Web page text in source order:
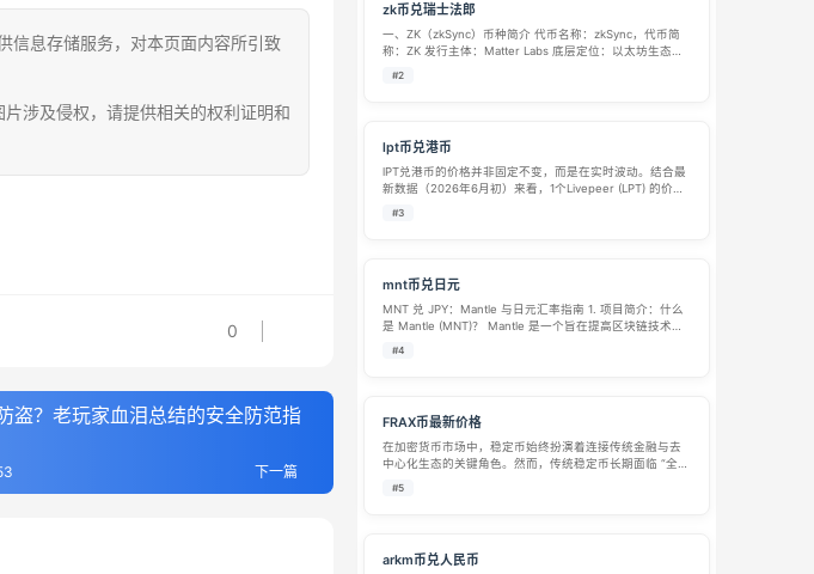
信息存储服务，对本页面内容所引致
涉及侵权，请提供相关的权利证明和
0
盗？老玩家血泪总结的安全防范指
下一篇
zk币兑瑞士法郎
一、ZK（zkSync）币种简介 代币名称：zkSync，代币简
称：ZK 发行主体：Matter Labs 底层定位：以太坊生态主
流 Layer2 扩容网络，采用 ZK-Rollup 零知识证明技术，解
#2
lpt币兑港币
lPT兑港币的价格并非固定不变，而是在实时波动。结合最
新数据（2026年6月初）来看，1个Livepeer (LPT) 的价值
大约在 14 至 19 港币之间。 不同交易平台和工具提供的报
#3
mnt币兑日元
MNT 兑 JPY：Mantle 与日元汇率指南 1. 项目简介：什么
是 Mantle (MNT)？ Mantle 是一个旨在提高区块链技术可
访问性的去中心化平台。它专注于解决当前区块链领域的
#4
FRAX币最新价格
在加密货币市场中，稳定币始终扮演着连接传统金融与去
中心化生态的关键角色。然而，传统稳定币长期面临 “全抵
押资本低效” 与 “纯算法高风险” 的两难困境。2020 年 12
#5
arkm币兑人民币